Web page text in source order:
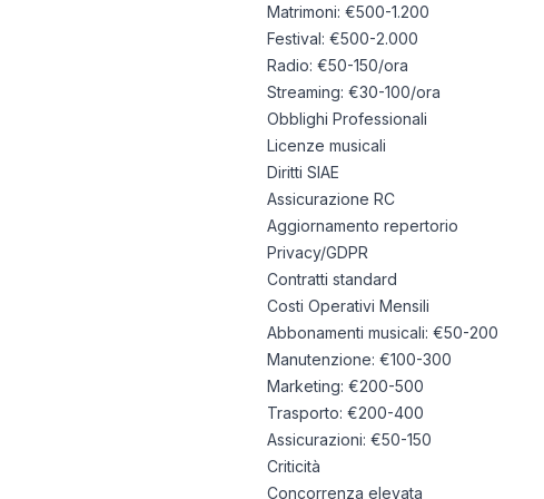
Matrimoni: €500-1.200
Festival: €500-2.000
Radio: €50-150/ora
Streaming: €30-100/ora
Obblighi Professionali
Licenze musicali
Diritti SIAE
Assicurazione RC
Aggiornamento repertorio
Privacy/GDPR
Contratti standard
Costi Operativi Mensili
Abbonamenti musicali: €50-200
Manutenzione: €100-300
Marketing: €200-500
Trasporto: €200-400
Assicurazioni: €50-150
Criticità
Concorrenza elevata